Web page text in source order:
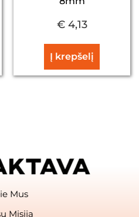
€4,13
Į krepšelį
Mus
Misija